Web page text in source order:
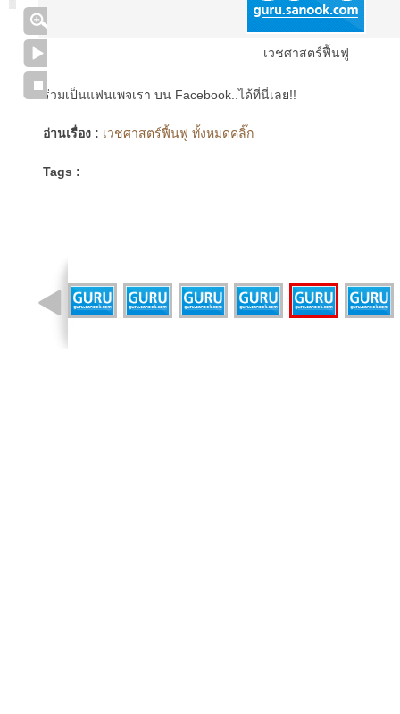
เวชศาสตร์ฟื้นฟู
ร่วมเป็นแฟนเพจเรา บน Facebook..ได้ที่นี่เลย!!
อ่านเรื่อง : เวชศาสตร์ฟื้นฟู ทั้งหมดคลิ๊ก
Tags :